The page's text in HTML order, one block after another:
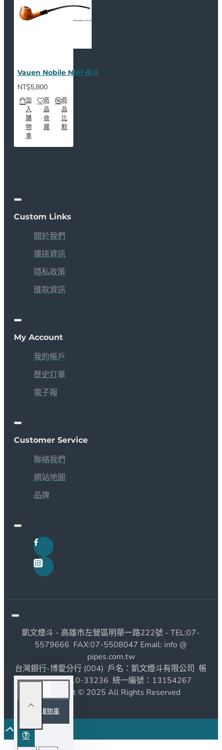
加入購物車
Vauen Nobile N161 長斗
NT$5,800
加
入
購
物
車
商
品
收
藏
商
品
比
較
Custom Links
關於我們
運送資訊
隱私政策
匯款資訊
My Account
我的帳戶
歷史訂單
電子報
Customer Service
聯絡我們
網站地圖
品牌
凱文煙斗 - 高雄市左營區明華一路222號 - TEL:07-
5579666 FAX:07-5508047 Email: info @
pipes.com.tw
台灣銀行-博愛分行 (004) 戶名：凱文煙斗有限公司 帳
號：1190010-33236 統一編號：13154267
Copyright © 2025 All Rights Reserved